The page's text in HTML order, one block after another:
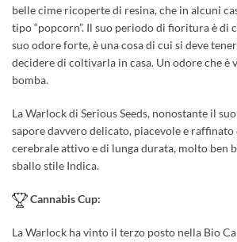
belle cime ricoperte di resina, che in alcuni
tipo “popcorn”. Il suo periodo di fioritura è di
suo odore forte, è una cosa di cui si deve
decidere di coltivarla in casa. Un odore che è
bomba.
La Warlock di Serious Seeds, nonostante il
sapore davvero delicato, piacevole e
cerebrale attivo e di lunga durata, molto ben
sballo stile Indica.
Cannabis Cup:
La Warlock ha vinto il terzo posto nella Bio